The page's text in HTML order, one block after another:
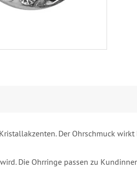
Der Ohrschmuck
Die Ohrringe passen zu